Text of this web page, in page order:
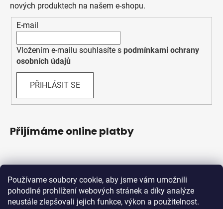
Používame soubory cookie, aby jsme vám umožnili
pohodlné prohlížení webových stránek a díky analýze
neustále zlepšovali jejich funkce, výkon a použitelnost.
nových produktech na našem e-shopu.
E-mail
Vložením e-mailu souhlasíte s podmínkami ochrany
osobních údajů
PŘIHLÁSIT SE
Přijímáme online platby